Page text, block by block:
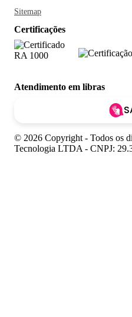
Sitemap
Certificações
Atendimento em libras
© 2026 Copyright - Todos os
Tecnologia LTDA - CNPJ: